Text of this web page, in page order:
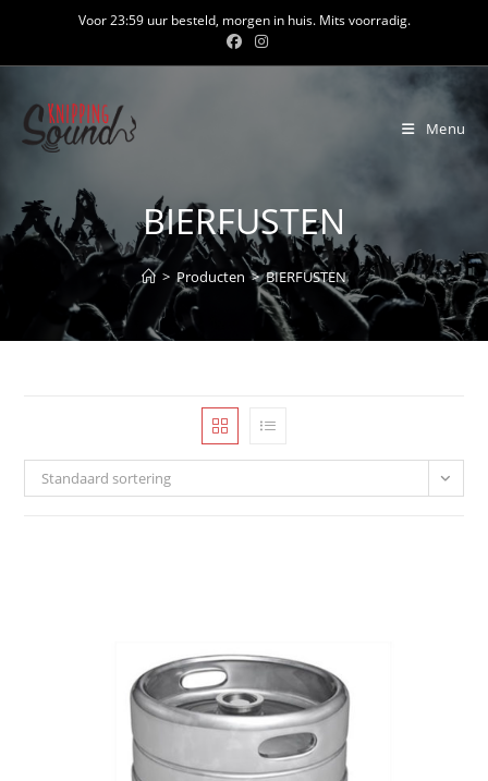
inhoud
Voor 23:59 uur besteld, morgen in huis. Mits voorradig.
Menu
BIERFUSTEN
> Producten > BIERFUSTEN
Standaard sortering